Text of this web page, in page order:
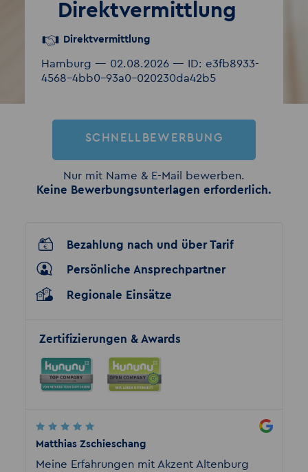
Direktvermittlung
Direktvermittlung
Hamburg — 02.08.2026 — ID: e3fb8933-
4568-4bb0-93a0-020230da42b5
SCHNELLBEWERBUNG
Nur mit Name & E-Mail bewerben.
Keine Bewerbungsunterlagen erforderlich.
Bezahlung nach und über Tarif
Persönliche Ansprechpartner
Regionale Einsätze
Zertifizierungen & Awards
Matthias Zschieschang
Meine Erfahrungen mit Akzent Altenburg